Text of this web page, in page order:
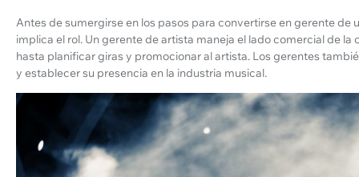
Antes de sumergirse en los pasos para convertirse en gerente
implica el rol. Un gerente de artista maneja el lado comercial de
hasta planificar giras y promocionar al artista. Los gerentes
y establecer su presencia en la industria musical.